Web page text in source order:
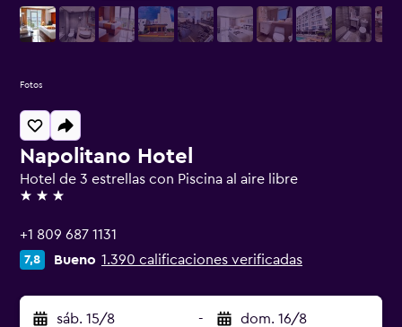
Napolitano Hotel
Hotel de 3 estrellas con Piscina al aire libre
3 estrellas
+1 809 687 1131
7,8 Bueno 1.390 calificaciones verificadas
sáb. 15/8 - dom. 16/8
Fotos